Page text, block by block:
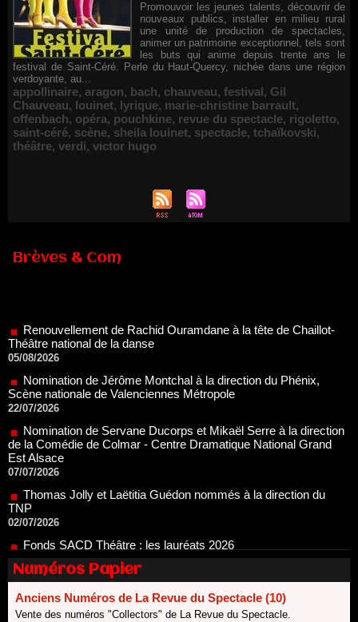
Promouvoir les jeunes talents, découvrir de
nouveaux publics, installer en milieu rural
une unité de production de spectacles,
animer un patrimoine exceptionnel, tels sont
les buts qui anime depuis trente ans le
festival de Saint-Céré. Perle du Haut-Quercy, nichée dans une région
verdoyante, au...
appollinaire, aragon, bach, chauveau, festival, Gil
Chauveau, louinet, lyrique, marie-christine barrault,
offenbach, opéra, pouchkine, revue du spectacle, rigoletto,
saint-céré, scène, sheila louinet, spectacle, tchaïkovski,
théâtre, verdi, victor hugo
Brèves & Com
05/08/2026
Nomination de Jérôme Montchal à la direction du Phénix,
Scène nationale de Valenciennes Métropole
22/07/2026
Nomination de Servane Ducorps et Mikaël Serre à la direction
de la Comédie de Colmar - Centre Dramatique National Grand
Est Alsace
07/07/2026
Thomas Jolly et Laëtitia Guédon nommés à la direction du
TNP
02/07/2026
Fonds SACD Théâtre : les lauréats 2026
23/06/2026
Dispositif ARTCENA Écrire pour le cirque, les lauréats 2026 !
20/06/2026
Le palmarès des prix SACD 2026
18/06/2026
Numéros Papier
Anciens Numéros de La Revue du Spectacle (10)
Vente des numéros "Collectors" de La Revue du Spectacle.